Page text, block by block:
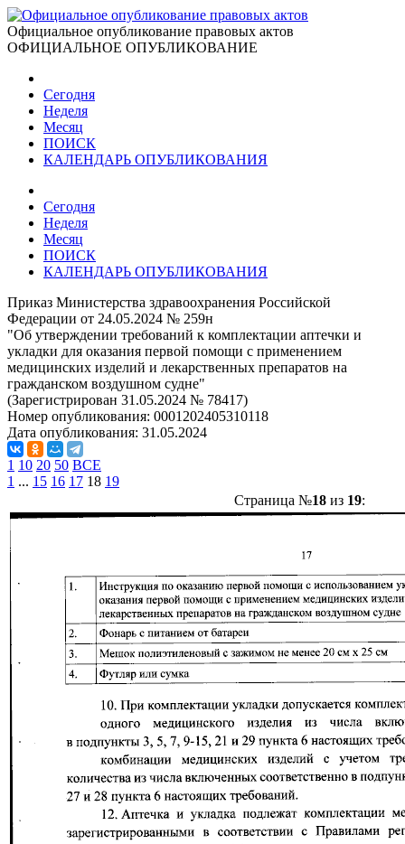
Официальное опубликование правовых актов
ОФИЦИАЛЬНОЕ ОПУБЛИКОВАНИЕ
Сегодня
Неделя
Месяц
ПОИСК
КАЛЕНДАРЬ ОПУБЛИКОВАНИЯ
Сегодня
Неделя
Месяц
ПОИСК
КАЛЕНДАРЬ ОПУБЛИКОВАНИЯ
Приказ Министерства здравоохранения Российской
Федерации от 24.05.2024 № 259н
"Об утверждении требований к комплектации аптечки и
укладки для оказания первой помощи с применением
медицинских изделий и лекарственных препаратов на
гражданском воздушном судне"
(Зарегистрирован 31.05.2024 № 78417)
Номер опубликования: 0001202405310118
Дата опубликования: 31.05.2024
1 10 20 50 ВСЕ
1 ... 15 16 17 18 19
Страница №18из 19: